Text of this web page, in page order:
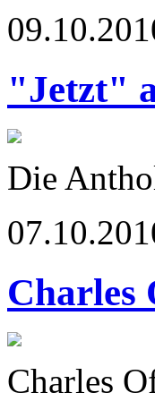
"Jetzt"
Die
Charles
Charles